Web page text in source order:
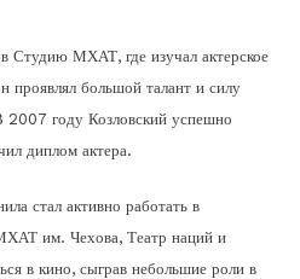
Студию МХАТ, где изучал актерское
проявлял большой талант и силу
2007 году Козловский успешно
диплом актера.
стал активно работать в
им. Чехова, Театр наций и
в кино, сыграв небольшие роли в